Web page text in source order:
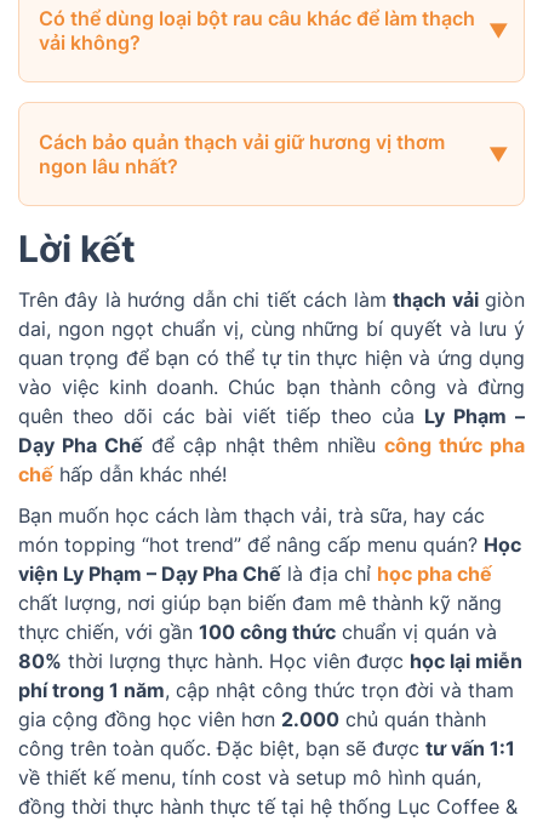
Có thể dùng loại bột rau câu khác để làm thạch
vải không?
Cách bảo quản thạch vải giữ hương vị thơm
ngon lâu nhất?
Lời kết
Trên đây là hướng dẫn chi tiết cách làmthạch vảigiòn
dai, ngon ngọt chuẩn vị, cùng những bí quyết và lưu ý
quan trọng để bạn có thể tự tin thực hiện và ứng dụng
vào việc kinh doanh. Chúc bạn thành công và đừng
quên theo dõi các bài viết tiếp theo của Ly Phạm –
Dạy Pha Chếđể cập nhật thêm nhiềucông thức pha
chế hấp dẫn khác nhé!
Bạn muốn học cách làm thạch vải, trà sữa, hay các
món topping “hot trend” để nâng cấp menu quán? Học
viện Ly Phạm – Dạy Pha Chế là địa chỉ học pha chế
chất lượng, nơi giúp bạn biến đam mê thành kỹ năng
thực chiến, với gần 100 công thức chuẩn vị quán và
80% thời lượng thực hành. Học viên được học lại miễn
phí trong 1 năm, cập nhật công thức trọn đời và tham
gia cộng đồng học viên hơn 2.000 chủ quán thành
công trên toàn quốc. Đặc biệt, bạn sẽ được tư vấn 1:1
về thiết kế menu, tính cost và setup mô hình quán,
đồng thời thực hành thực tế tại hệ thống Lục Coffee &